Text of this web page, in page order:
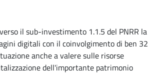
il sub-investimento 1.1.5 del PNRR la
digitali con il coinvolgimento di ben 32
anche a valere sulle risorse
dell'importante patrimonio